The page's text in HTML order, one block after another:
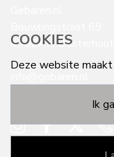
4902AH Oosterhout
COOKIES
Deze website
ik